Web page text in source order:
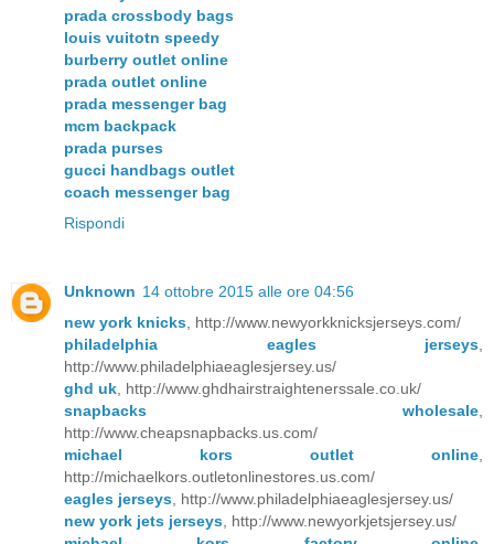
prada crossbody bags
louis vuitotn speedy
burberry outlet online
prada outlet online
prada messenger bag
mcm backpack
prada purses
gucci handbags outlet
coach messenger bag
Rispondi
Unknown 14 ottobre 2015 alle ore 04:56
new york knicks , http://www.newyorkknicksjerseys.com/
philadelphia eagles jerseys
http://www.philadelphiaeaglesjersey.us/
ghd uk , http://www.ghdhairstraightenerssale.co.uk/
snapbacks wholesale
http://www.cheapsnapbacks.us.com/
michael kors outlet online
http://michaelkors.outletonlinestores.us.com/
eagles jerseys , http://www.philadelphiaeaglesjersey.us/
new york jets jerseys , http://www.newyorkjetsjersey.us/